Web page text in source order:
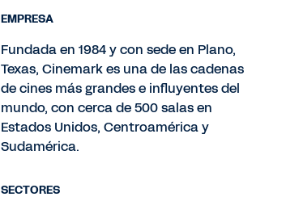
EMPRESA
Fundada en 1984 y con sede en Plano,
Texas, Cinemark es una de las cadenas
de cines más grandes e influyentes del
mundo, con cerca de 500 salas en
Estados Unidos, Centroamérica y
Sudamérica.
SECTORES